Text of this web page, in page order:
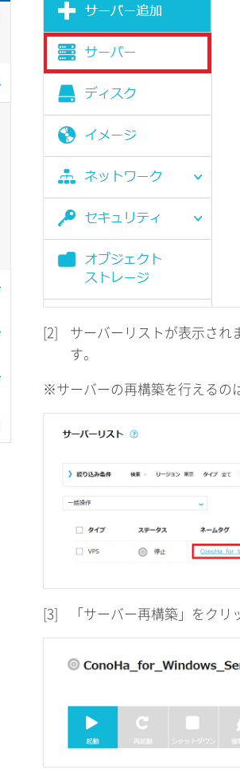
[2]
サーバーリストが表示され
す。
※サーバーの再構築を行えるの
[3] 「サーバー再構築」をクリ